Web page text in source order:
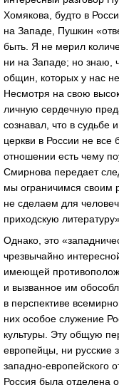
Хомякова, будто в
на Западе, Пушкин
быть. Я не мерил
ни на Западе; но знаю,
общин, которых у нас
Несмотря на свою
личную сердечную
сознавал, что в судьбе
церкви в России не все
отношении есть чему
Смирнова передает
мы ограничимся своим
не сделаем для
приходскую
Однако, это
чрезвычайно
имеющей
и вызванное им
в перспективе
них особое служение
культуры. Эту общую
европейцы, ни русские
западно-европейского
Россия была отделена